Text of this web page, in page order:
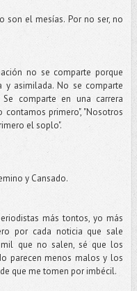
son el mesías. Por no ser, no
no se comparte porque
y asimilada. No se comparte
comparte en una carrera
primero", "Nosotros
el soplo".
y Cansado.
más tontos, yo más
por cada noticia que sale
mil que no salen, sé que los
parecen menos malos y los
que me tomen por imbécil.